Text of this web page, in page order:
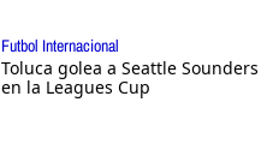
Futbol Internacional
Toluca golea a Seattle Sounders
en la Leagues Cup